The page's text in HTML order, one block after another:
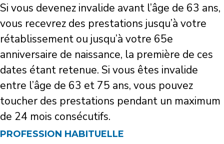
Si vous devenez invalide avant l’âge de 63 ans,
vous recevrez des prestations jusqu’à votre
rétablissement ou jusqu’à votre 65e
anniversaire de naissance, la première de ces
dates étant retenue. Si vous êtes invalide
entre l’âge de 63 et 75 ans, vous pouvez
toucher des prestations pendant un maximum
de 24 mois consécutifs.
PROFESSION HABITUELLE